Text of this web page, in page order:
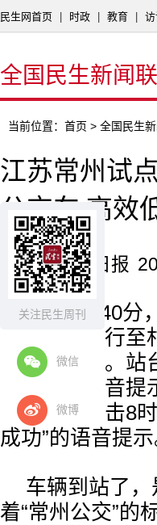
关注民生周刊
微信
微博
民生网首页 时政 教育
全国民生新闻
当前位置： 首页 > 全国民生
江苏常州试
公交车 高效
来源：人民日报
早上8时40分
恽小方，步行
医医院配药。
地一刷，语音
续车次，点击8
成功”的语音提示
车辆到站了
着“常州公交”